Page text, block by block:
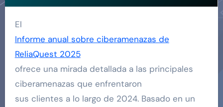
El
Informe anual sobre ciberamenazas de
ReliaQuest 2025
ofrece una mirada detallada a las principales
ciberamenazas que enfrentaron
sus clientes a lo largo de 2024. Basado en un